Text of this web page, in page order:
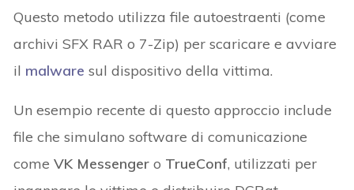
Questo metodo utilizza file autoestraenti (come
archivi SFX RAR o 7-Zip) per scaricare e avviare
il malware sul dispositivo della vittima.
Un esempio recente di questo approccio include
file che simulano software di comunicazione
comeVK Messenger o TrueConf, utilizzati per